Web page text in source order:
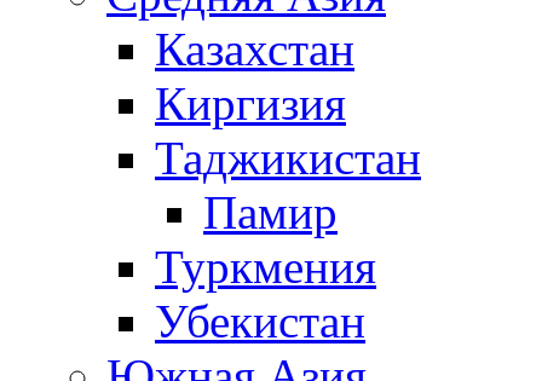
Казахстан
Киргизия
Таджикистан
Памир
Туркмения
Убекистан